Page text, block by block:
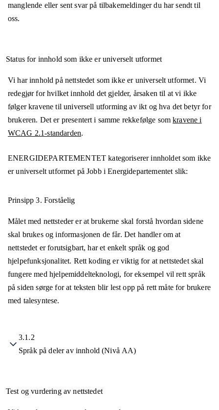
manglende eller sent svar på tilbakemeldinger du har sendt til
oss.
Status for innhold som ikke er universelt utformet
Vi har innhold på nettstedet som ikke er universelt utformet. Vi
redegjør for hvilket innhold det gjelder, årsaken til at vi ikke
følger kravene til universell utforming av ikt og hva det betyr for
brukeren. Det er presentert i samme rekkefølge somkravene i
WCAG 2.1-standarden.
ENERGIDEPARTEMENTET kategoriserer innholdet som ikke
er universelt utformet påJobb i Energidepartementetslik:
Prinsipp 3. Forståelig
Målet med nettsteder er at brukerne skal forstå hvordan sidene
skal brukes og informasjonen de får. Det handler om at
nettstedet er forutsigbart, har et enkelt språk og god
hjelpefunksjonalitet. Rett koding er viktig for at nettstedet skal
fungere med hjelpemiddelteknologi, for eksempel vil rett språk
på siden sørge for at teksten blir lest opp på rett måte for brukere
med talesyntese.
3.1.2
Språk på deler av innhold (Nivå AA)
Test og vurdering av nettstedet